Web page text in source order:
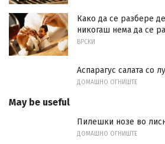
Како да се разбере
никогаш нема да се
ВРСКИ
Аспарагус салата со
ДОМАШНО ОГНИШТЕ
May be useful
Пилешки нозе во
ДОМАШНО ОГНИШТЕ